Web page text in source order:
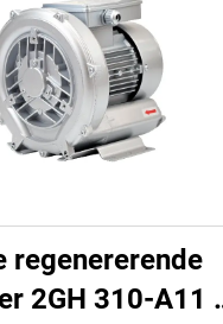
regenererende
2GH 310-A11 |